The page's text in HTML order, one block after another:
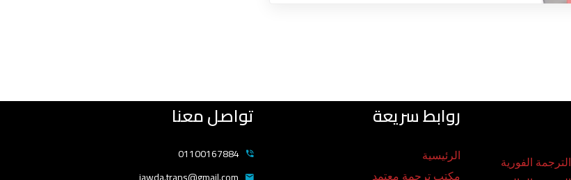
الترجمة الفورية
روابط سريعة
الرئيسية
مكتب ترجمة معتمد
تواصل معنا
01100167884